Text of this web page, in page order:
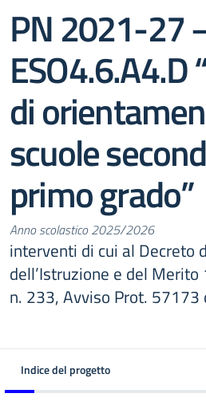
PN 2021-27
ESO4.6.A4.D
di
scuole
primo grado”
Anno scolastico 2025/2026
interventi di cui al Decreto
dell’Istruzione e del
n. 233, Avviso Prot.
Indice del progetto